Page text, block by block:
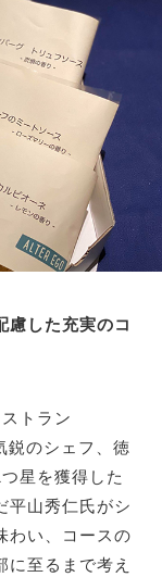
慮した充実のコ
トラン
鋭のシェフ、徳
星を獲得した
平山秀仁氏がシ
わい、コースの
至るまで考え